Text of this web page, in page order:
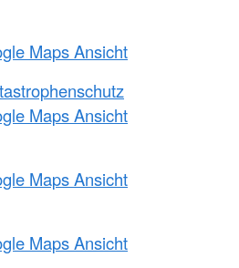
Maps Ansicht
Maps Ansicht
Maps Ansicht
Maps Ansicht